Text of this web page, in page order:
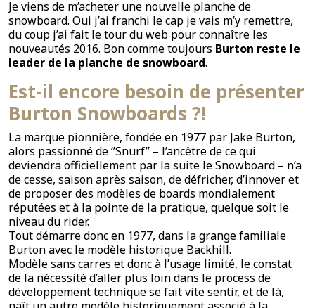
Je viens de m’acheter une nouvelle planche de
snowboard. Oui j’ai franchi le cap je vais m’y remettre,
du coup j’ai fait le tour du web pour connaître les
nouveautés 2016. Bon comme toujours Burton reste le
leader de la planche de snowboard.
Est-il encore besoin de présenter
Burton Snowboards ?!
La marque pionnière, fondée en 1977 par Jake Burton,
alors passionné de ‘’Snurf’’ – l’ancêtre de ce qui
deviendra officiellement par la suite le Snowboard – n’a
de cesse, saison après saison, de défricher, d’innover et
de proposer des modèles de boards mondialement
réputées et à la pointe de la pratique, quelque soit le
niveau du rider.
Tout démarre donc en 1977, dans la grange familiale
Burton avec le modèle historique Backhill.
Modèle sans carres et donc à l’usage limité, le constat
de la nécessité d’aller plus loin dans le process de
développement technique se fait vite sentir, et de là,